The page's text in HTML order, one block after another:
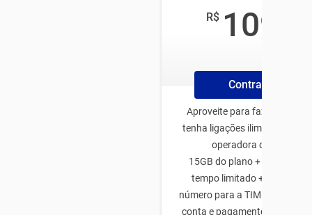
R$ 109
Contrate Online
Aproveite para fazer o plano
tenha ligações ilimitadas
operadora de todo
15GB do plano + 50GB de
tempo limitado + 5GB
número para a TIM + 5GB na
conta e pagamento através